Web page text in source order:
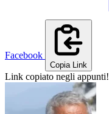
Facebook
Copia Link
Link copiato negli appunti!